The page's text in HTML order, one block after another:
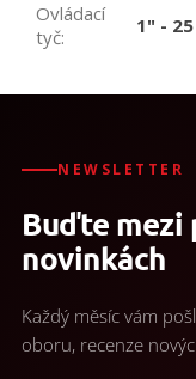
Ovládací
tyč: 1" -
NEWSLETTER
Buďte mezi
novinkách
Každý měsíc vám
oboru, recenze